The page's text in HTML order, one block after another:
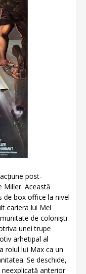
post-
Miller. Această
de box office la nivel
cariera lui Mel
de coloniști
unei trupe
arhetipal al
rolul lui Max ca un
Se deschide,
anterior